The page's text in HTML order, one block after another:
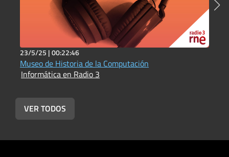
23/5/25 |00:22:46
Museo de Historia de la Computación
Informática en Radio 3
VER TODOS